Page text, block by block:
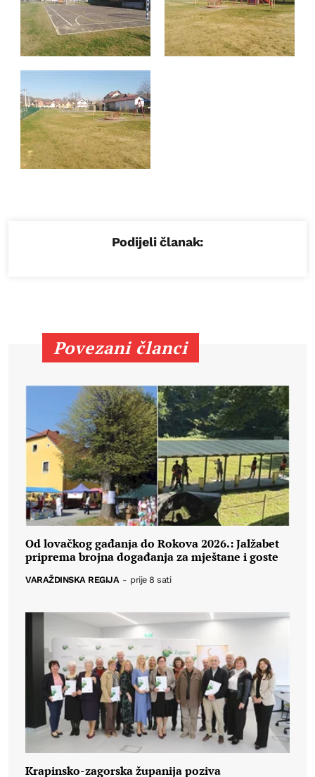
Podijeli članak:
Povezani članci
Od lovačkog gađanja do Rokova 2026.: Jalžabet
priprema brojna događanja za mještane i goste
VARAŽDINSKA REGIJA - prije 8 sati
Krapinsko-zagorska županija poziva